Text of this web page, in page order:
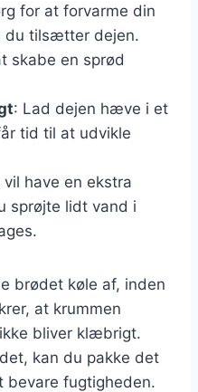
for at forvarme din
du tilsætter dejen.
skabe en sprød
: Lad dejen hæve i et
tid til at udvikle
vil have en ekstra
sprøjte lidt vand i
brødet køle af, inden
at krummen
bliver klæbrigt.
kan du pakke det
bevare fugtigheden.